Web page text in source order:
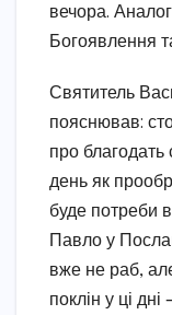
вечора.
Богоявлення
Святитель
пояснював:
про благодать
день як
буде потреби
Павло у
вже не раб,
поклін у ці